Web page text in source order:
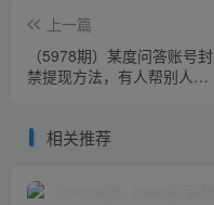
上一篇
（5978期）某度问答账号封
禁提现方法，有人帮别人提
相关推荐